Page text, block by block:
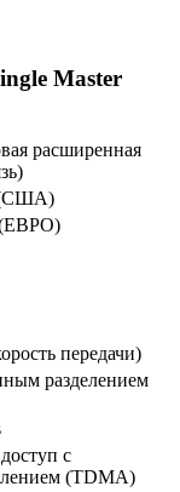
Master
расширенная
(США)
передачи)
разделением
с
(TDMA)